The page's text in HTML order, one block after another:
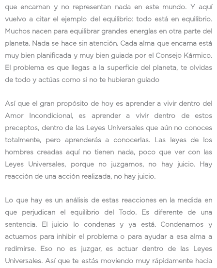
que encarnan y no representan nada en este mundo. Y aquí
vuelvo a citar el ejemplo del equilibrio: todo está en equilibrio.
Muchos nacen para equilibrar grandes energías en otra parte del
planeta. Nada se hace sin atención. Cada alma que encarna está
muy bien planificada y muy bien guiada por el Consejo Kármico.
El problema es que llegas a la superficie del planeta, te olvidas
de todo y actúas como si no te hubieran guiado
Así que el gran propósito de hoy es aprender a vivir dentro del
Amor Incondicional, es aprender a vivir dentro de estos
preceptos, dentro de las Leyes Universales que aún no conoces
totalmente, pero aprenderás a conocerlas. Las leyes de los
hombres creadas aquí no tienen nada, poco que ver con las
Leyes Universales, porque no juzgamos, no hay juicio. Hay
reacción de una acción realizada, no hay juicio.
Lo que hay es un análisis de estas reacciones en la medida en
que perjudican el equilibrio del Todo. Es diferente de una
sentencia. El juicio lo condenas y ya está. Condenamos y
actuamos para inhibir el problema o para ayudar a esa alma a
redimirse. Eso no es juzgar, es actuar dentro de las Leyes
Universales. Así que te estás moviendo muy rápidamente hacia